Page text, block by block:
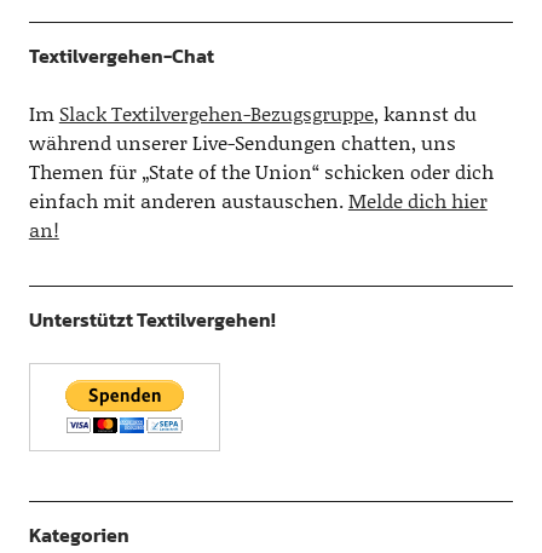
Textilvergehen-Chat
Im Slack Textilvergehen-Bezugsgruppe, kannst du
während unserer Live-Sendungen chatten, uns
Themen für „State of the Union“ schicken oder dich
einfach mit anderen austauschen.Melde dich hier
an!
Unterstützt Textilvergehen!
Kategorien